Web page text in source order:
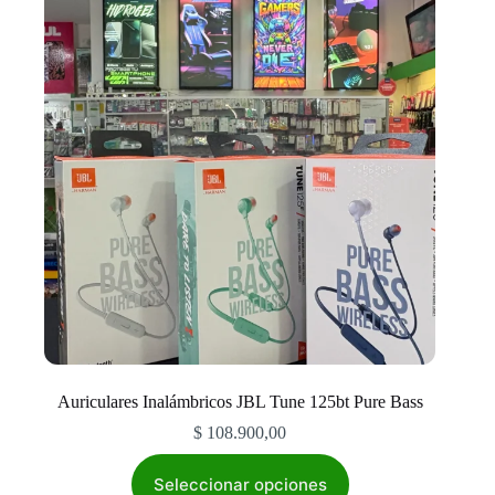
Auriculares Inalámbricos JBL Tune 125bt Pure Bass
$ 108.900,00
Seleccionar opciones
producto